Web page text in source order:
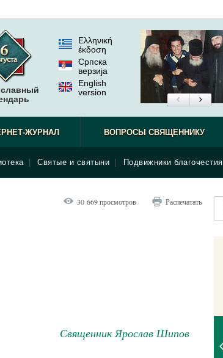
Ελληνική
έκδοση
Српска
верзиjа
English
version
Святые и святыни Подвижники благочестия
ЖУРНАЛ ВОПРОСЫ СВЯЩЕННИКУ
30 669 просмотров Распечатать
Священник Ярослав Шипов